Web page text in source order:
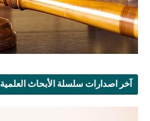
آخر اصدارات سلسلة الأبحاث العلمية